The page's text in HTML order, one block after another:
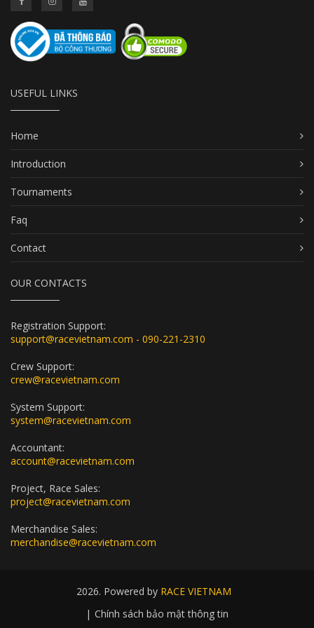
USEFUL LINKS
Home
Introduction
Tournaments
Faq
Contact
OUR CONTACTS
Registration Support:
support@racevietnam.com - 090-221-2310
Crew Support:
crew@racevietnam.com
System Support:
system@racevietnam.com
Accountant:
account@racevietnam.com
Project, Race Sales:
project@racevietnam.com
Merchandise Sales:
merchandise@racevietnam.com
2026. Powered by RACE VIETNAM
| Chính sách bảo mật thông tin